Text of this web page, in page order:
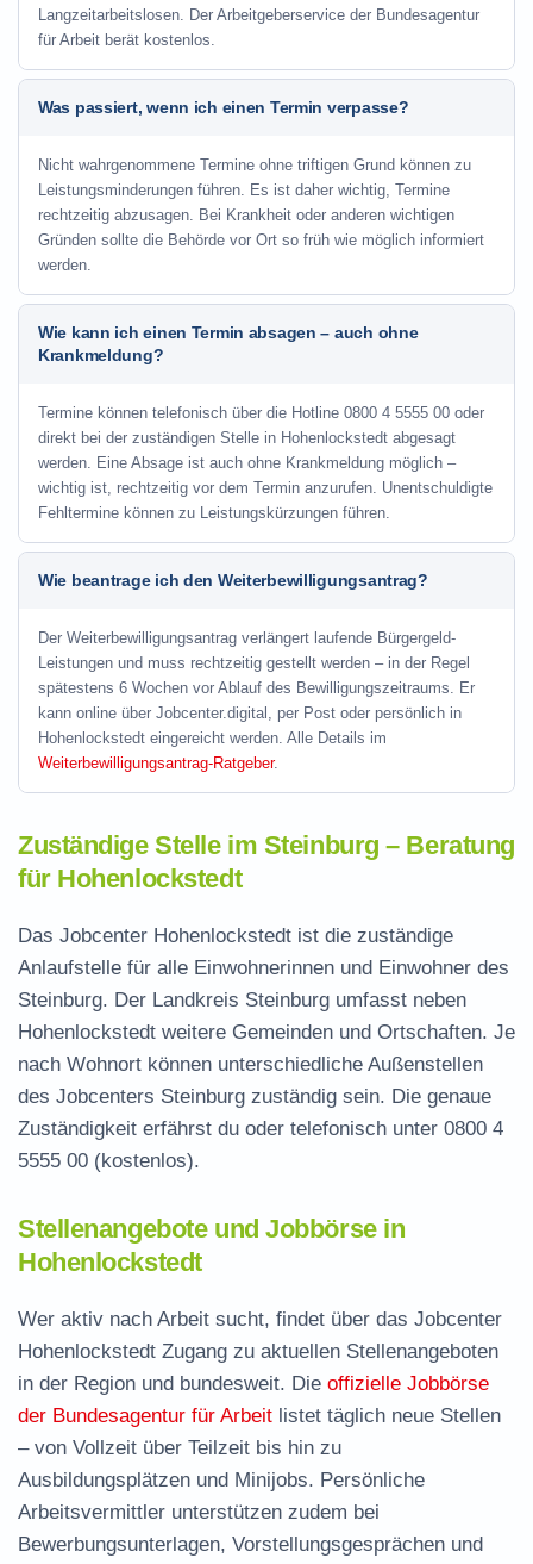
Langzeitarbeitslosen. Der Arbeitgeberservice der Bundesagentur
für Arbeit berät kostenlos.
Was passiert, wenn ich einen Termin verpasse?
Nicht wahrgenommene Termine ohne triftigen Grund können zu
Leistungsminderungen führen. Es ist daher wichtig, Termine
rechtzeitig abzusagen. Bei Krankheit oder anderen wichtigen
Gründen sollte die Behörde vor Ort so früh wie möglich informiert
werden.
Wie kann ich einen Termin absagen – auch ohne
Krankmeldung?
Termine können telefonisch über die Hotline 0800 4 5555 00 oder
direkt bei der zuständigen Stelle in Hohenlockstedt abgesagt
werden. Eine Absage ist auch ohne Krankmeldung möglich –
wichtig ist, rechtzeitig vor dem Termin anzurufen. Unentschuldigte
Fehltermine können zu Leistungskürzungen führen.
Wie beantrage ich den Weiterbewilligungsantrag?
Der Weiterbewilligungsantrag verlängert laufende Bürgergeld-
Leistungen und muss rechtzeitig gestellt werden – in der Regel
spätestens 6 Wochen vor Ablauf des Bewilligungszeitraums. Er
kann online über Jobcenter.digital, per Post oder persönlich in
Hohenlockstedt eingereicht werden. Alle Details im
Weiterbewilligungsantrag-Ratgeber.
Zuständige Stelle im Steinburg – Beratung
für Hohenlockstedt
Das Jobcenter Hohenlockstedt ist die zuständige
Anlaufstelle für alle Einwohnerinnen und Einwohner des
Steinburg. Der Landkreis Steinburg umfasst neben
Hohenlockstedt weitere Gemeinden und Ortschaften. Je
nach Wohnort können unterschiedliche Außenstellen
des Jobcenters Steinburg zuständig sein. Die genaue
Zuständigkeit erfährst du oder telefonisch unter 0800 4
5555 00 (kostenlos).
Stellenangebote und Jobbörse in
Hohenlockstedt
Wer aktiv nach Arbeit sucht, findet über das Jobcenter
Hohenlockstedt Zugang zu aktuellen Stellenangeboten
in der Region und bundesweit. Die offizielle Jobbörse
der Bundesagentur für Arbeit listet täglich neue Stellen
– von Vollzeit über Teilzeit bis hin zu
Ausbildungsplätzen und Minijobs. Persönliche
Arbeitsvermittler unterstützen zudem bei
Bewerbungsunterlagen, Vorstellungsgesprächen und